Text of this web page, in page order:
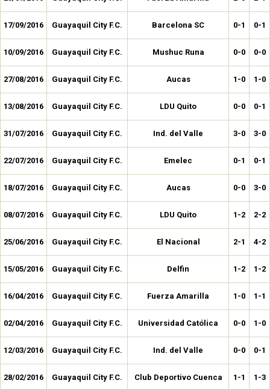
17/09/2016 Guayaquil City F.C. Barcelona SC 0-1 0-1
10/09/2016 Guayaquil City F.C. Mushuc Runa 0-0 0-0
27/08/2016 Guayaquil City F.C. Aucas 1-0 1-0
13/08/2016 Guayaquil City F.C. LDU Quito 0-0 0-1
31/07/2016 Guayaquil City F.C. Ind. del Valle 3-0 3-0
22/07/2016 Guayaquil City F.C. Emelec 0-1 0-1
18/07/2016 Guayaquil City F.C. Aucas 0-0 3-0
08/07/2016 Guayaquil City F.C. LDU Quito 1-2 2-2
25/06/2016 Guayaquil City F.C. El Nacional 2-1 4-2
15/05/2016 Guayaquil City F.C. Delfin 1-2 1-2
16/04/2016 Guayaquil City F.C. Fuerza Amarilla 1-0 1-1
02/04/2016 Guayaquil City F.C. Universidad Católica 0-0 1-0
12/03/2016 Guayaquil City F.C. Ind. del Valle 0-0 0-1
28/02/2016 Guayaquil City F.C. Club Deportivo Cuenca 1-1 1-3